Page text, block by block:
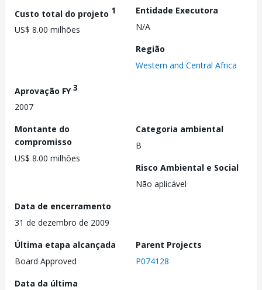
Custo total do projeto 1
US$ 8.00 milhões
Entidade Executora
N/A
Região
Western and Central Africa
Aprovação FY3
2007
Montante do
compromisso
US$ 8.00 milhões
Categoria ambiental
B
Risco Ambiental e Social
Não aplicável
Data de encerramento
31 de dezembro de 2009
Última etapa alcançada
Board Approved
Parent Projects
P074128
Data da última